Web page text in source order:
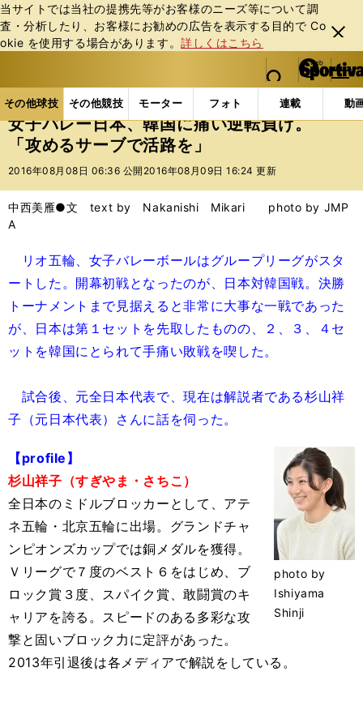
当サイトでは当社の提携先等がお客様のニーズ等について調
査・分析したり、お客様にお勧めの広告を表⽰する⽬的で Co
okie を使⽤する場合があります。詳しくはこちら
閉じ
る
web Sportiva (webスポルティーバ)
検索
マイペ
ー
ジ
メニュ
その他球技 その他競技 モーター フォト 連載 動
ス
ポ
ル
バ
その他球技の記事一覧 バレー 女子バレー日本、韓
女子バレー日本、韓国に痛い逆転負け。
「攻めるサーブで活路を」
2016年08月08日 06:36 公開 2016年08月09日 16:24 更新
中西美雁●文 text by Nakanishi Mikari photo by JMP
A
リオ五輪、女子バレーボールはグループリーグがスタ
ートした。開幕初戦となったのが、日本対韓国戦。決勝
トーナメントまで見据えると非常に大事な一戦であった
が、日本は第１セットを先取したものの、２、３、４セ
ットを韓国にとられて手痛い敗戦を喫した。
試合後、元全日本代表で、現在は解説者である杉山祥
子（元日本代表）さんに話を伺った。
photo by
Ishiyama
Shinji
【profile】
杉山祥子（すぎやま・さちこ）
全日本のミドルブロッカーとして、アテ
ネ五輪・北京五輪に出場。グランドチャ
ンピオンズカップでは銅メダルを獲得。
Ｖリーグで７度のベスト６をはじめ、ブ
ロック賞３度、スパイク賞、敢闘賞のキ
ャリアを誇る。スピードのある多彩な攻
撃と固いブロック力に定評があった。
2013年引退後は各メディアで解説をしている。